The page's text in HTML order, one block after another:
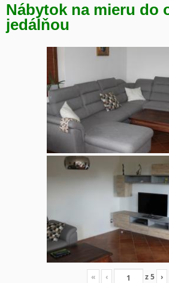
Nábytok na mieru do
jedálňou
« ‹ z5 ›